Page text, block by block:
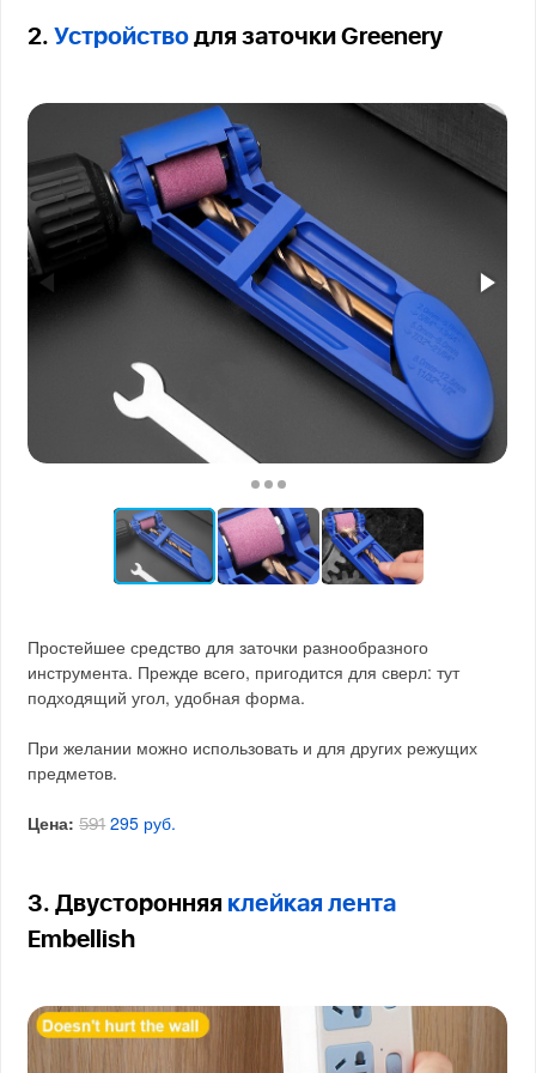
2.Устройство для заточки Greenery
Простейшее средство для заточки разнообразного
инструмента. Прежде всего, пригодится для сверл: тут
подходящий угол, удобная форма.
При желании можно использовать и для других режущих
предметов.
Цена: 591 295 руб.
3. Двусторонняя клейкая лента
Embellish